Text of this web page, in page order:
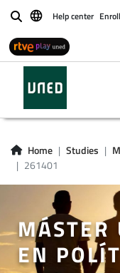
BuscarHelp center Enroll
Home Studies
261401
MÁSTER
EN